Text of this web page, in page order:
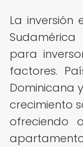
La inversión
para
factores.
Dominicana
crecimiento
ofreciendo